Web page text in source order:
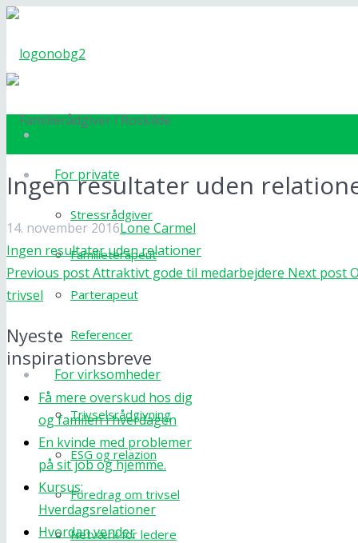
For private
Stressrådgiver
Familieterapeut
Parterapeut
Referencer
For virksomheder
Trivselsrådgivning
ESG og relazion
Foredrag om trivsel
Netværk for ledere
Ingen resultater uden
14. november 2016Lone Carmel
Ingen resultater uden relationer
Previous postAttraktivt gode til medarbejdere Next post
trivsel
Nyeste
inspirationsbreve
Få mere overskud hos dig
og familen i hverdagen
En kvinde med problemer
på sit job og hjemme.
Kursus:
Hverdagsrelationer
Hvordan vender